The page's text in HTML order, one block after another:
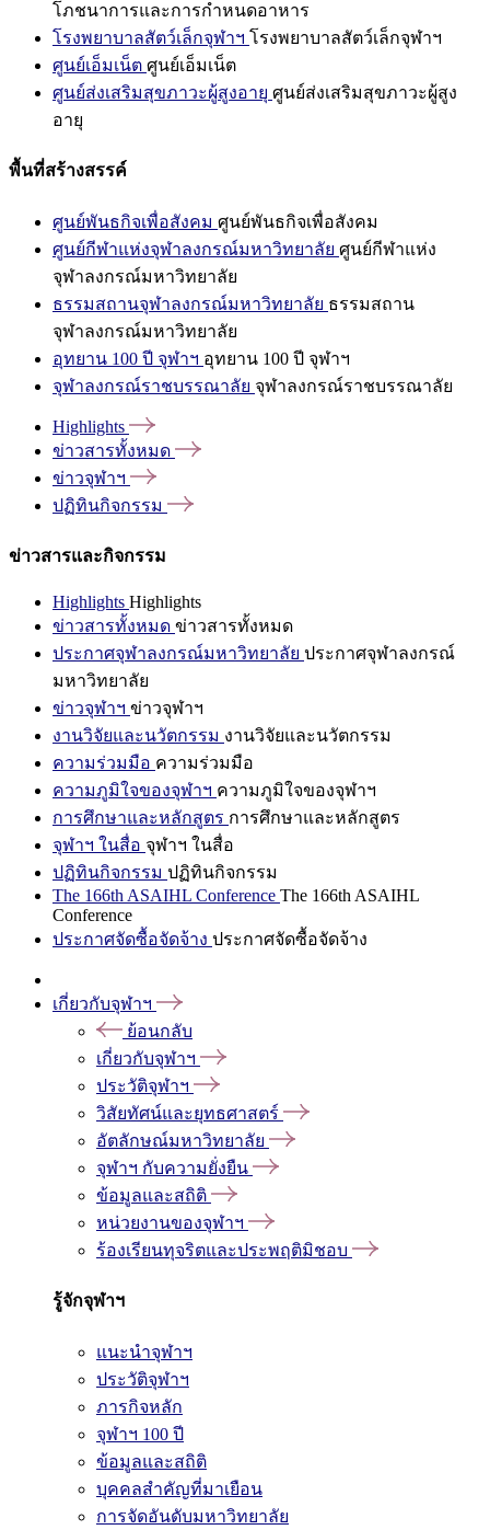
โภชนาการและการกำหนดอาหาร
โรงพยาบาลสัตว์เล็กจุฬาฯ โรงพยาบาลสัตว์เล็กจุฬาฯ
ศูนย์เอ็มเน็ต ศูนย์เอ็มเน็ต
ศูนย์ส่งเสริมสุขภาวะผู้สูงอายุ ศูนย์ส่งเสริมสุขภาวะผู้สูง
อายุ
พื้นที่สร้างสรรค์
ศูนย์พันธกิจเพื่อสังคม ศูนย์พันธกิจเพื่อสังคม
ศูนย์กีฬาแห่งจุฬาลงกรณ์มหาวิทยาลัย ศูนย์กีฬาแห่ง
จุฬาลงกรณ์มหาวิทยาลัย
ธรรมสถานจุฬาลงกรณ์มหาวิทยาลัย ธรรมสถาน
จุฬาลงกรณ์มหาวิทยาลัย
อุทยาน 100 ปี จุฬาฯ อุทยาน 100 ปี จุฬาฯ
จุฬาลงกรณ์ราชบรรณาลัย จุฬาลงกรณ์ราชบรรณาลัย
Highlights
ข่าวสารทั้งหมด
ข่าวจุฬาฯ
ปฏิทินกิจกรรม
ข่าวสารและกิจกรรม
Highlights Highlights
ข่าวสารทั้งหมด ข่าวสารทั้งหมด
ประกาศจุฬาลงกรณ์มหาวิทยาลัย ประกาศจุฬาลงกรณ์
มหาวิทยาลัย
ข่าวจุฬาฯ ข่าวจุฬาฯ
งานวิจัยและนวัตกรรม งานวิจัยและนวัตกรรม
ความร่วมมือ ความร่วมมือ
ความภูมิใจของจุฬาฯ ความภูมิใจของจุฬาฯ
การศึกษาและหลักสูตร การศึกษาและหลักสูตร
จุฬาฯ ในสื่อ จุฬาฯ ในสื่อ
ปฏิทินกิจกรรม ปฏิทินกิจกรรม
The 166th ASAIHL Conference The 166th ASAIHL
Conference
ประกาศจัดซื้อจัดจ้าง ประกาศจัดซื้อจัดจ้าง
เกี่ยวกับจุฬาฯ
ย้อนกลับ
เกี่ยวกับจุฬาฯ
ประวัติจุฬาฯ
วิสัยทัศน์และยุทธศาสตร์
อัตลักษณ์มหาวิทยาลัย
จุฬาฯ กับความยั่งยืน
ข้อมูลและสถิติ
หน่วยงานของจุฬาฯ
ร้องเรียนทุจริตและประพฤติมิชอบ
รู้จักจุฬาฯ
แนะนำจุฬาฯ
ประวัติจุฬาฯ
ภารกิจหลัก
จุฬาฯ 100 ปี
ข้อมูลและสถิติ
บุคคลสำคัญที่มาเยือน
การจัดอันดับมหาวิทยาลัย